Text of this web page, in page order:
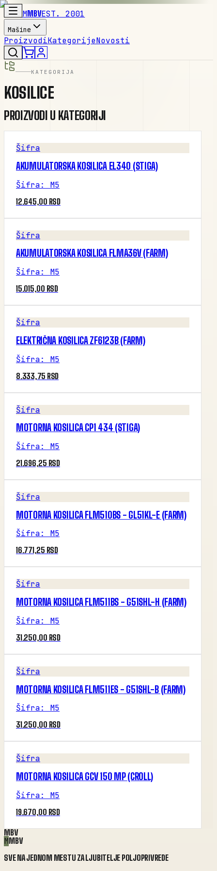
MMBVEST. 2001
Mašine
ProizvodiKategorijeNovosti
KATEGORIJA
KOSILICE
PROIZVODI U KATEGORIJI
Šifra
AKUMULATORSKA KOSILICA EL340 (STIGA)
Šifra: M5
12.645,00 RSD
Šifra
AKUMULATORSKA KOSILICA FLMA36V (FARM)
Šifra: M5
15.015,00 RSD
Šifra
ELEKTRIČNA KOSILICA ZF6123B (FARM)
Šifra: M5
8.333,75 RSD
Šifra
MOTORNA KOSILICA CP1 434 (STIGA)
Šifra: M5
21.696,25 RSD
Šifra
MOTORNA KOSILICA FLM510BS - GL51KL-E (FARM)
Šifra: M5
16.771,25 RSD
Šifra
MOTORNA KOSILICA FLM511BS - G51SHL-H (FARM)
Šifra: M5
31.250,00 RSD
Šifra
MOTORNA KOSILICA FLM511ES - G51SHL-B (FARM)
Šifra: M5
31.250,00 RSD
Šifra
MOTORNA KOSILICA GCV 150 MP (CROLL)
Šifra: M5
19.670,00 RSD
MBV
MMBV
SVE NA JEDNOM MESTU ZA LJUBITELJE POLJOPRIVREDE